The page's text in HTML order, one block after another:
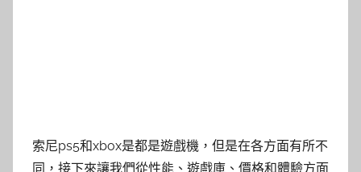
索尼ps5和xbox是都是遊戲機，但是在各方面有所不
同，接下來讓我們從性能、遊戲庫、價格和體驗方面